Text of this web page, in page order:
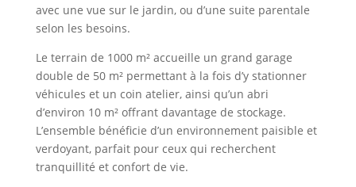
avec une vue sur le jardin, ou d’une suite parentale
selon les besoins.
Le terrain de 1000 m² accueille un grand garage
double de 50 m² permettant à la fois d’y stationner
véhicules et un coin atelier, ainsi qu’un abri
d’environ 10 m² offrant davantage de stockage.
L’ensemble bénéficie d’un environnement paisible et
verdoyant, parfait pour ceux qui recherchent
tranquillité et confort de vie.